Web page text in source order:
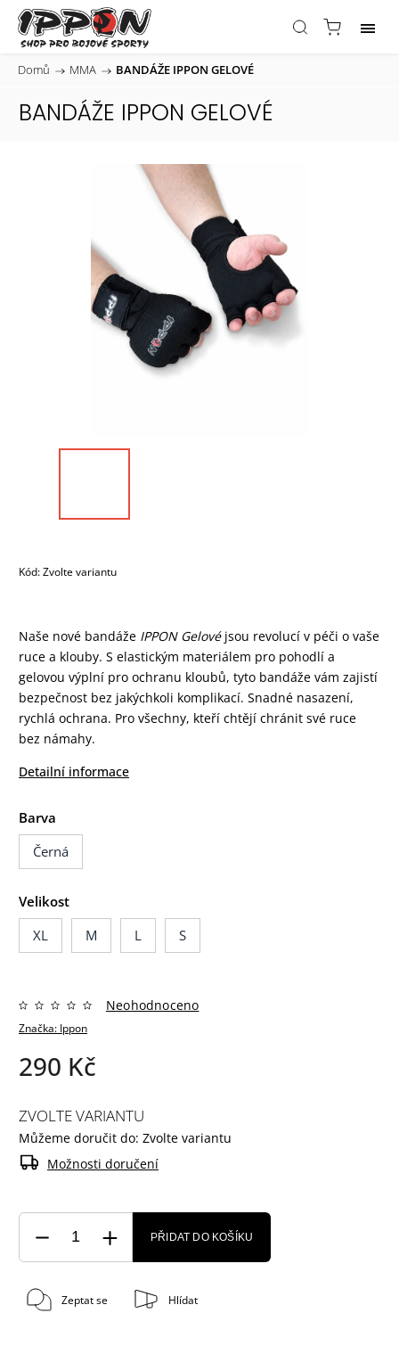
Domů / MMA / BANDÁŽE IPPON GELOVÉ
BANDÁŽE IPPON GELOVÉ
Kód:Zvolte variantu
Naše nové bandáže IPPON Gelovéjsou revolucí v péči o vaše
ruce a klouby. S elastickým materiálem pro pohodlí a
gelovou výplní pro ochranu kloubů, tyto bandáže vám zajistí
bezpečnost bez jakýchkoli komplikací. Snadné nasazení,
rychlá ochrana. Pro všechny, kteří chtějí chránit své ruce
bez námahy.
Detailní informace
Barva
Černá
Velikost
XL
M L S
Značka: Ippon
Neohodnoceno
290 Kč
ZVOLTE VARIANTU
Můžeme doručit do: Zvolte variantu
Možnosti doručení
PŘIDAT DO KOŠÍKU
Zeptat se Hlídat